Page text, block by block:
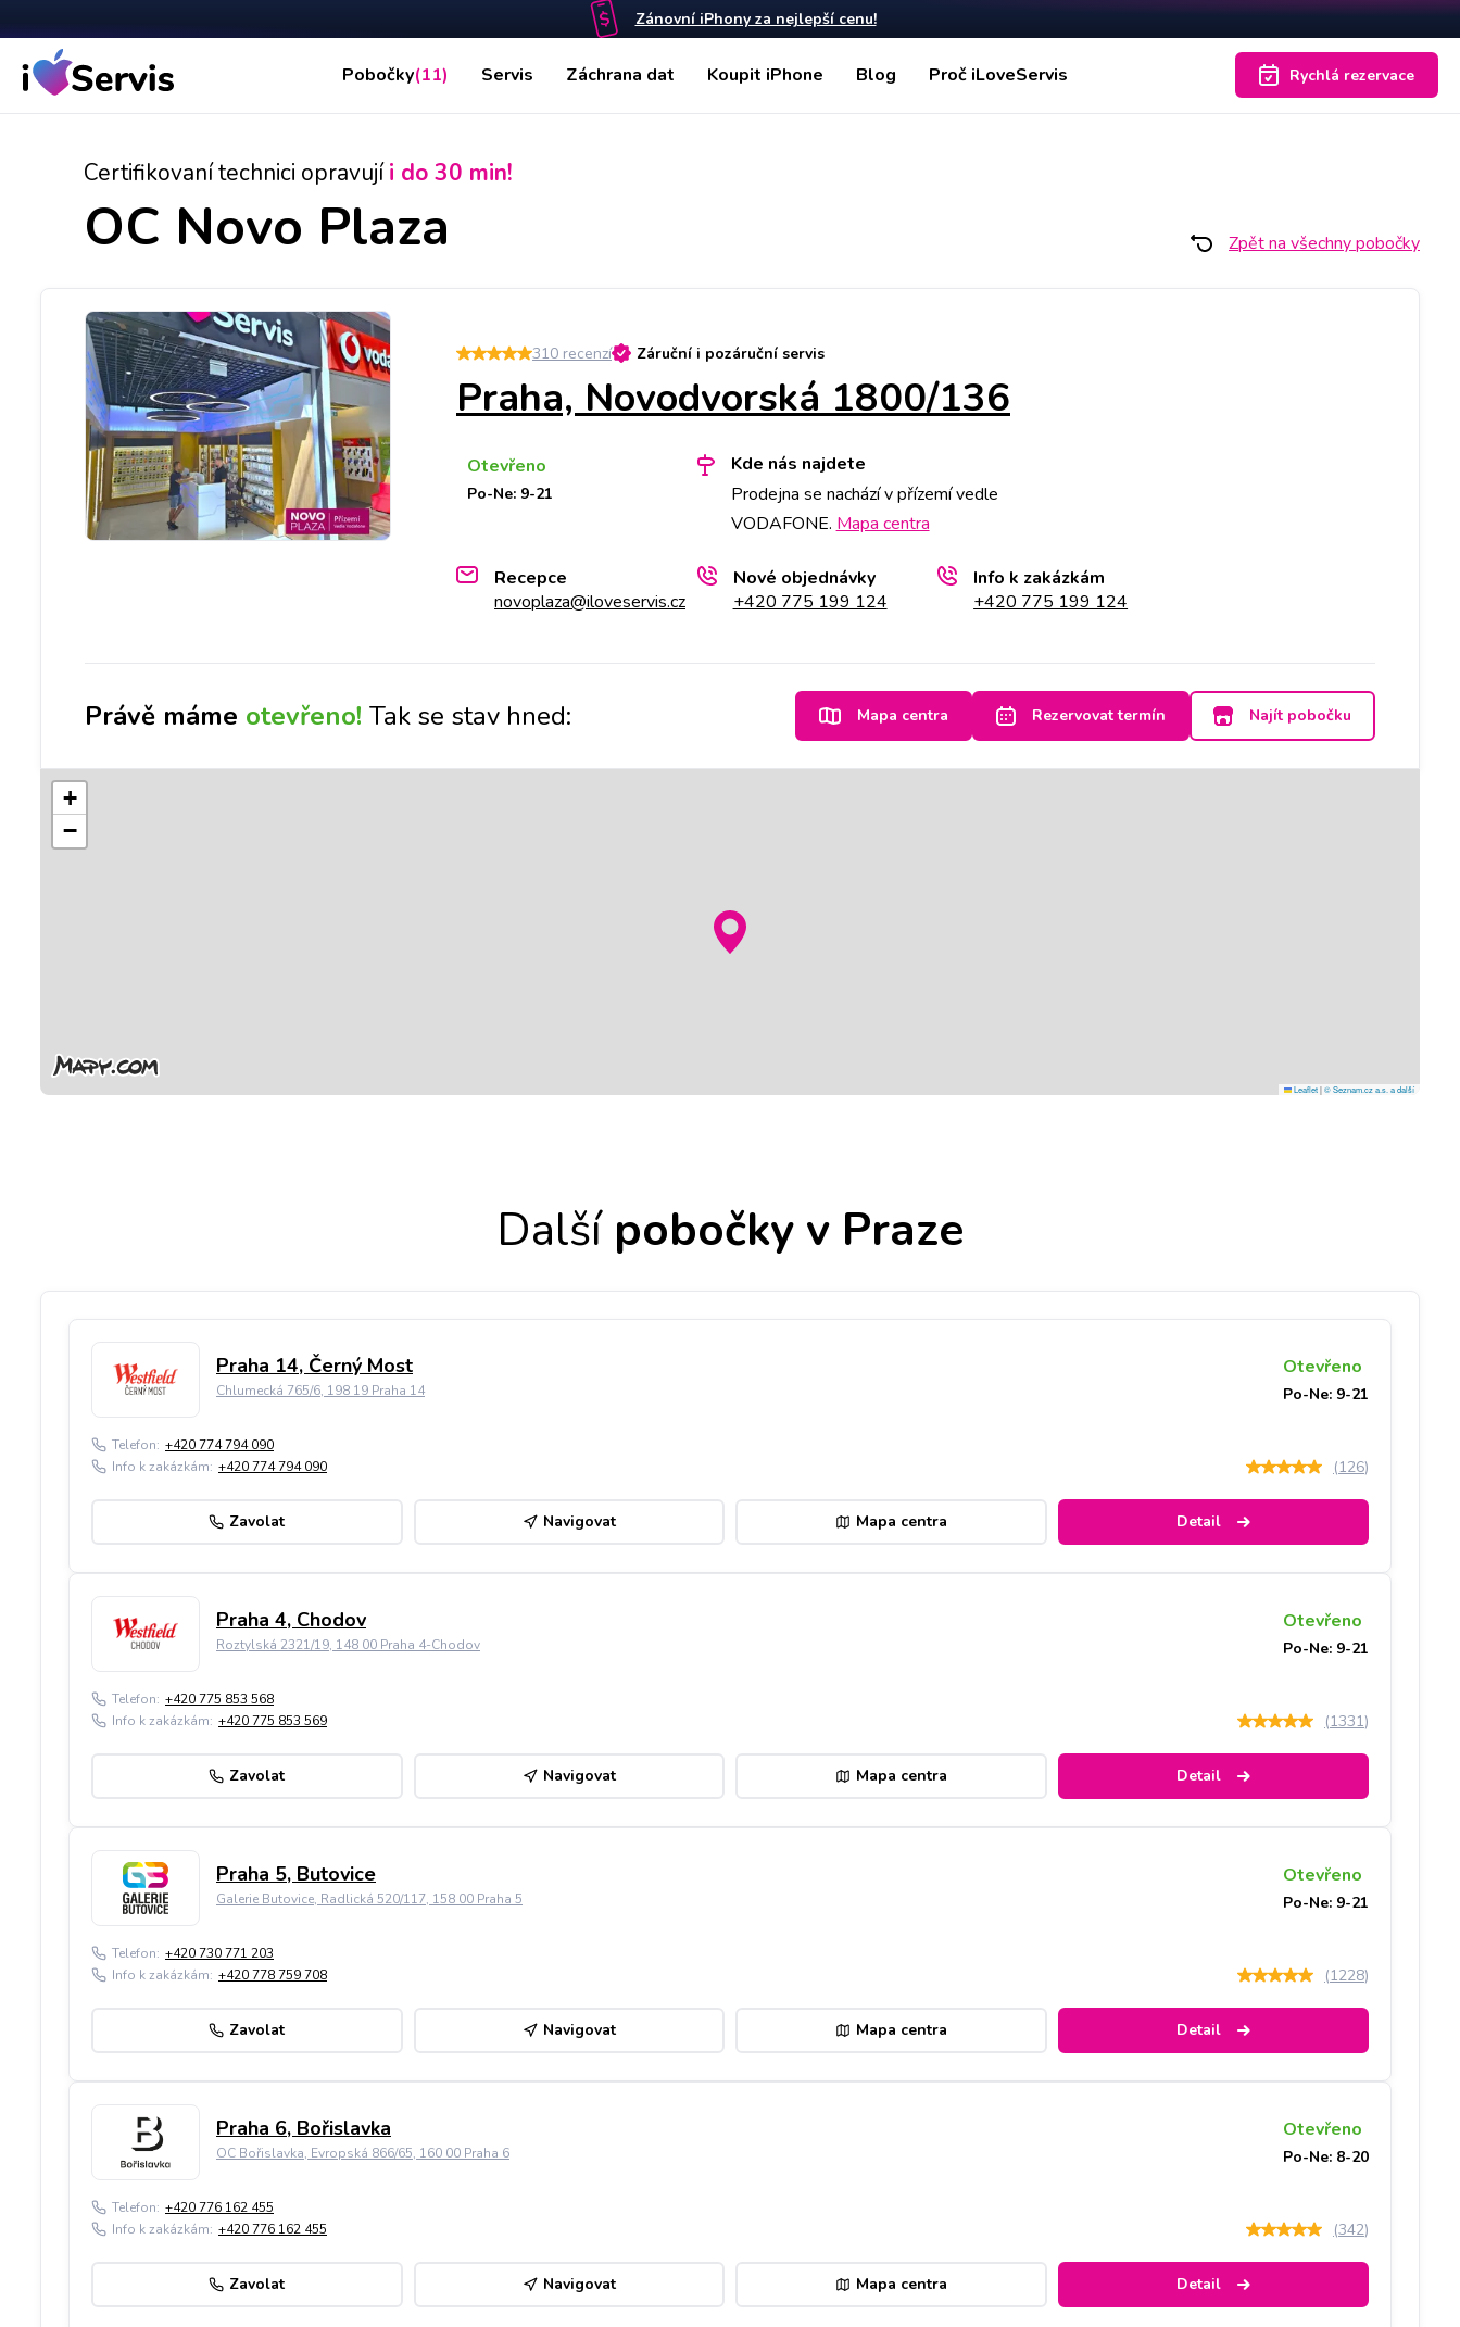
Zánovní iPhony za nejlepší cenu!
Pobočky(11) Servis Záchrana dat Koupit iPhone Blog Proč iLoveServis Rychlá rezervace
Certifikovaní technici opravují i do 30 min!
OC Novo Plaza Zpět na všechny pobočky
310 recenzí Záruční i pozáruční servis
Praha, Novodvorská 1800/136
Otevřeno
Po-Ne: 9-21
Kde nás najdete
Prodejna se nachází v přízemí vedle
VODAFONE. Mapa centra
Recepce
novoplaza@iloveservis.cz
Nové objednávky
+420 775 199 124
Info k zakázkám
+420 775 199 124
Právě máme otevřeno! Tak se stav hned: Mapa centra Rezervovat termín Najít pobočku
+
−
Leaflet|© Seznam.cz a.s. a další
Dalšípobočky v Praze
Praha 14, Černý Most
Chlumecká 765/6, 198 19 Praha 14
Otevřeno
Po-Ne: 9-21
Telefon: +420 774 794 090
Info k zakázkám: +420 774 794 090 (126)
Zavolat Navigovat Mapa centra Detail
Praha 4, Chodov
Roztylská 2321/19, 148 00 Praha 4-Chodov
Otevřeno
Po-Ne: 9-21
Telefon: +420 775 853 568
Info k zakázkám: +420 775 853 569 (1331)
Zavolat Navigovat Mapa centra Detail
Praha 5, Butovice
Galerie Butovice, Radlická 520/117, 158 00 Praha 5
Otevřeno
Po-Ne: 9-21
Telefon: +420 730 771 203
Info k zakázkám: +420 778 759 708 (1228)
Zavolat Navigovat Mapa centra Detail
Praha 6, Bořislavka
OC Bořislavka, Evropská 866/65, 160 00 Praha 6
Otevřeno
Po-Ne: 8-20
Telefon: +420 776 162 455
Info k zakázkám: +420 776 162 455 (342)
Zavolat Navigovat Mapa centra Detail